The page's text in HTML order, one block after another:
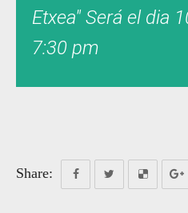
Etxea" Será el dia
7:30 pm
Share: